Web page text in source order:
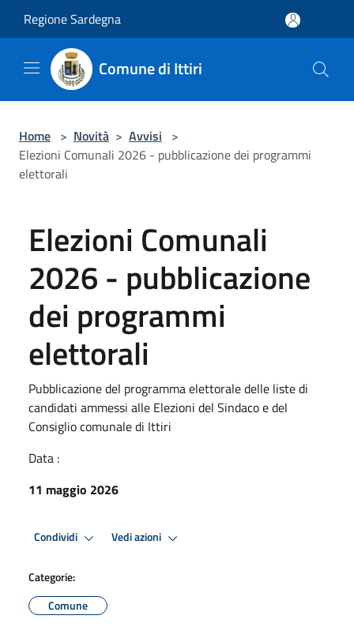
Regione Sardegna
Comune di Ittiri
Home > Novità > Avvisi >
Elezioni Comunali 2026 - pubblicazione dei programmi
elettorali
Elezioni Comunali
2026 - pubblicazione
dei programmi
elettorali
Pubblicazione del programma elettorale delle liste di
candidati ammessi alle Elezioni del Sindaco e del
Consiglio comunale di Ittiri
Data :
11 maggio 2026
Condividi Vedi azioni
Categorie:
Comune